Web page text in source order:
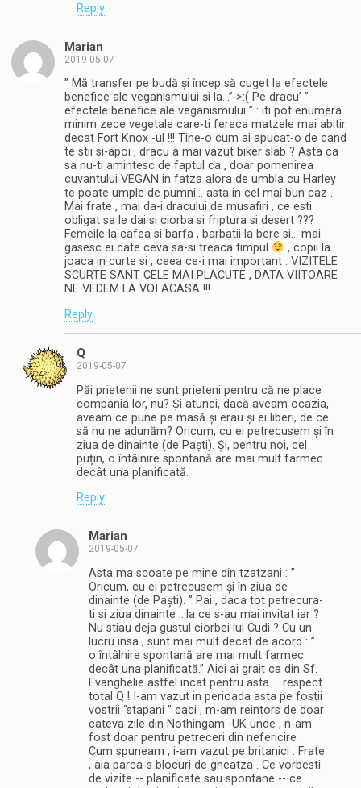
Reply
Marian
2019-05-07
” Mă transfer pe budă și încep să cuget la efectele
benefice ale veganismului și la…” >:( Pe dracu’ ”
efectele benefice ale veganismului ” : iti pot enumera
minim zece vegetale care-ti fereca matzele mai abitir
decat Fort Knox -ul !!! Tine-o cum ai apucat-o de cand
te stii si-apoi , dracu a mai vazut biker slab ? Asta ca
sa nu-ti amintesc de faptul ca , doar pomenirea
cuvantului VEGAN in fatza alora de umbla cu Harley
te poate umple de pumni… asta in cel mai bun caz .
Mai frate , mai da-i dracului de musafiri , ce esti
obligat sa le dai si ciorba si friptura si desert ???
Femeile la cafea si barfa , barbatii la bere si… mai
gasesc ei cate ceva sa-si treaca timpul
, copii la
joaca in curte si , ceea ce-i mai important : VIZITELE
SCURTE SANT CELE MAI PLACUTE , DATA VIITOARE
NE VEDEM LA VOI ACASA !!!
Reply
Q
2019-05-07
Păi prietenii ne sunt prieteni pentru că ne place
compania lor, nu? Și atunci, dacă aveam ocazia,
aveam ce pune pe masă și erau și ei liberi, de ce
să nu ne adunăm? Oricum, cu ei petrecusem și în
ziua de dinainte (de Paști). Și, pentru noi, cel
puțin, o întâlnire spontană are mai mult farmec
decât una planificată.
Reply
Marian
2019-05-07
Asta ma scoate pe mine din tzatzani : ”
Oricum, cu ei petrecusem și în ziua de
dinainte (de Paști). ” Pai , daca tot petrecura-
ti si ziua dinainte …la ce s-au mai invitat iar ?
Nu stiau deja gustul ciorbei lui Cudi ? Cu un
lucru insa , sunt mai mult decat de acord : ”
o întâlnire spontană are mai mult farmec
decât una planificată.” Aici ai grait ca din Sf.
Evanghelie astfel incat pentru asta … respect
total Q ! I-am vazut in perioada asta pe fostii
vostrii “stapani ” caci , m-am reintors de doar
cateva zile din Nothingam -UK unde , n-am
fost doar pentru petreceri din nefericire .
Cum spuneam , i-am vazut pe britanici . Frate
, aia parca-s blocuri de gheatza . Ce vorbesti
de vizite -- planificate sau spontane -- ce